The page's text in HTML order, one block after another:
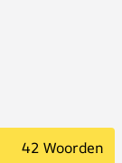
42 Woorden